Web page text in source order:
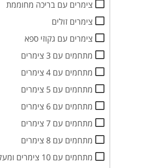
צימרים עם בריכה מחוממת
צימרים זולים
צימרים עם גקוזי ספא
מתחמים עם 3 צימרים
מתחמים עם 4 צימרים
מתחמים עם 5 צימרים
מתחמים עם 6 צימרים
מתחמים עם 7 צימרים
מתחמים עם 8 צימרים
מתחמים עם 10 צימרים ומעלה